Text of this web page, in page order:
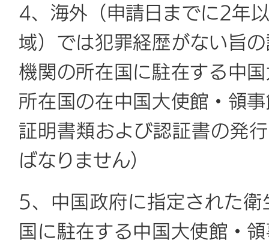
4、海外（申請日までに2年
域）では犯罪経歴がない旨
機関の所在国に駐在する中
所在国の在中国大使館・領
証明書類および認証書の発
ばなりません）
5、中国政府に指定された
国に駐在する中国大使館・